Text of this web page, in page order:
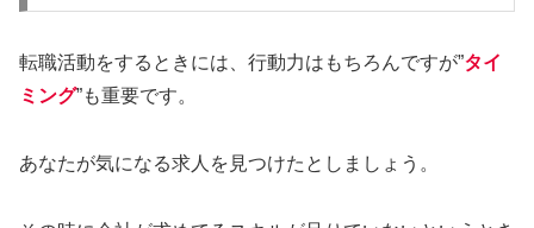
転職活動をするときには、行動力はもちろんですが”タイ
ミング”も重要です。
あなたが気になる求人を見つけたとしましょう。